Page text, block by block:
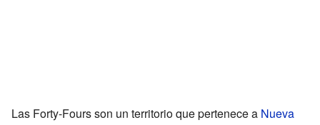
Las Forty-Fours son un territorio que pertenece a Nueva